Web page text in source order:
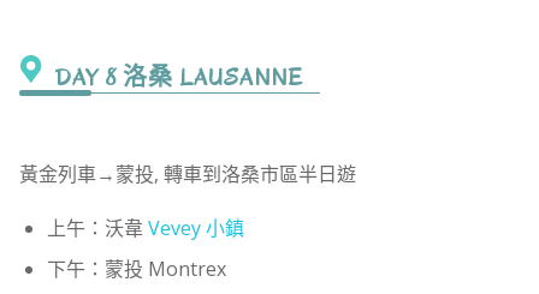
DAY 8 洛桑 LAUSANNE
黃金列車→蒙投, 轉車到洛桑市區半日遊
上午：沃韋Vevey 小鎮
下午：蒙投 Montrex